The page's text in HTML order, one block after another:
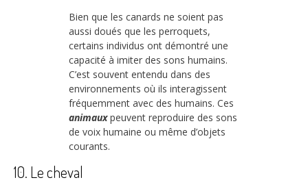
Bien que les canards ne soient pas
aussi doués que les perroquets,
certains individus ont démontré une
capacité à imiter des sons humains.
C’est souvent entendu dans des
environnements où ils interagissent
fréquemment avec des humains. Ces
animauxpeuvent reproduire des sons
de voix humaine ou même d’objets
courants.
10. Le cheval